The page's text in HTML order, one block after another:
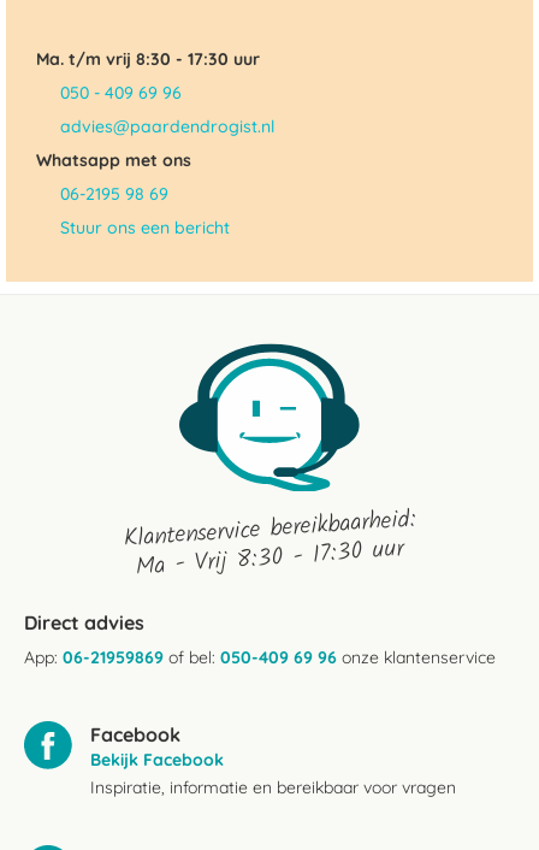
Ma. t/m vrij 8:30 - 17:30 uur
050 - 409 69 96
advies@paardendrogist.nl
Whatsapp met ons
06-2195 98 69
Stuur ons een bericht
Klantenservice bereikbaarheid:
Ma - Vrij 8:30 - 17:30 uur
Direct advies
App: 06-21959869 of bel: 050-409 69 96 onze klantenservice
Facebook
Bekijk Facebook
Inspiratie, informatie en bereikbaar voor vragen